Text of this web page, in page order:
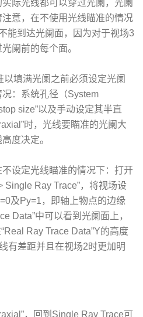
际光线都可以穿过光阑，光阑
意，在不使用光线瞄准的情况
能到达光阑面，因为对于视场3
阑前的每个面。
填满光阑之前必须设定光阑
：系统孔径（System
size”以及手动设定其半直
时，光线要瞄准的光阑大
度决定。
设定光线瞄准的情况下：打开
Single Ray Trace”，将视场设
及Py=1，即轴上物点的边缘
Data”中可以看到光阑面上，
Ray Trace Data”Y的高度
有差距并且在视场2时更加明
，回到Single Ray Trace可